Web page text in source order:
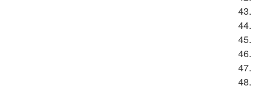
43.
44.
45.
46.
47.
48.